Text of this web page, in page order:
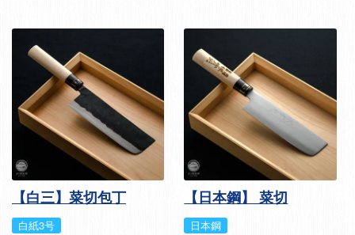
【白三】菜切包丁
白紙3号
【日本鋼】 菜切
日本鋼